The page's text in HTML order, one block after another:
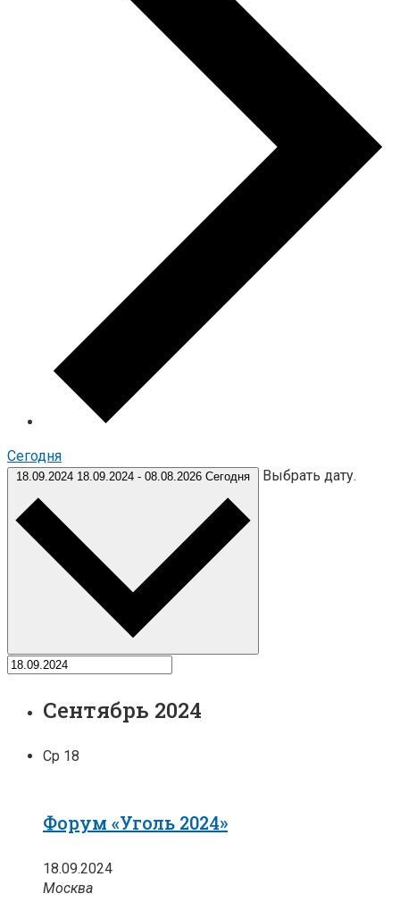
Cегодня
18.09.2024 18.09.2024 - 08.08.2026 Сегодня Выбрать дату.
Сентябрь 2024
Ср 18
Форум «Уголь 2024»
18.09.2024
Москва